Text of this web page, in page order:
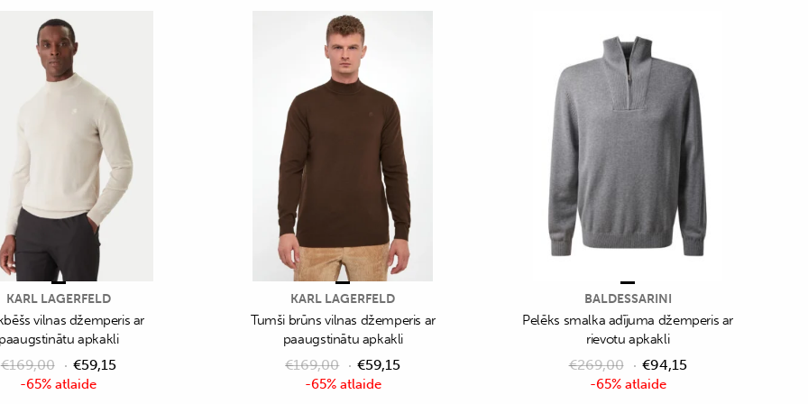
-65% atlaide
KARL LAGERFELD
vilnas džemperis ar
apkakli
€169,00 €59,15
-65% atlaide
KARL LAGERFELD
Tumši brūns vilnas džemperis ar
paaugstinātu apkakli
€169,00 €59,15
-65% atlaide
BALDESSARINI
Pelēks smalka adījuma džemperis ar
rievotu apkakli
€269,00 €94,15